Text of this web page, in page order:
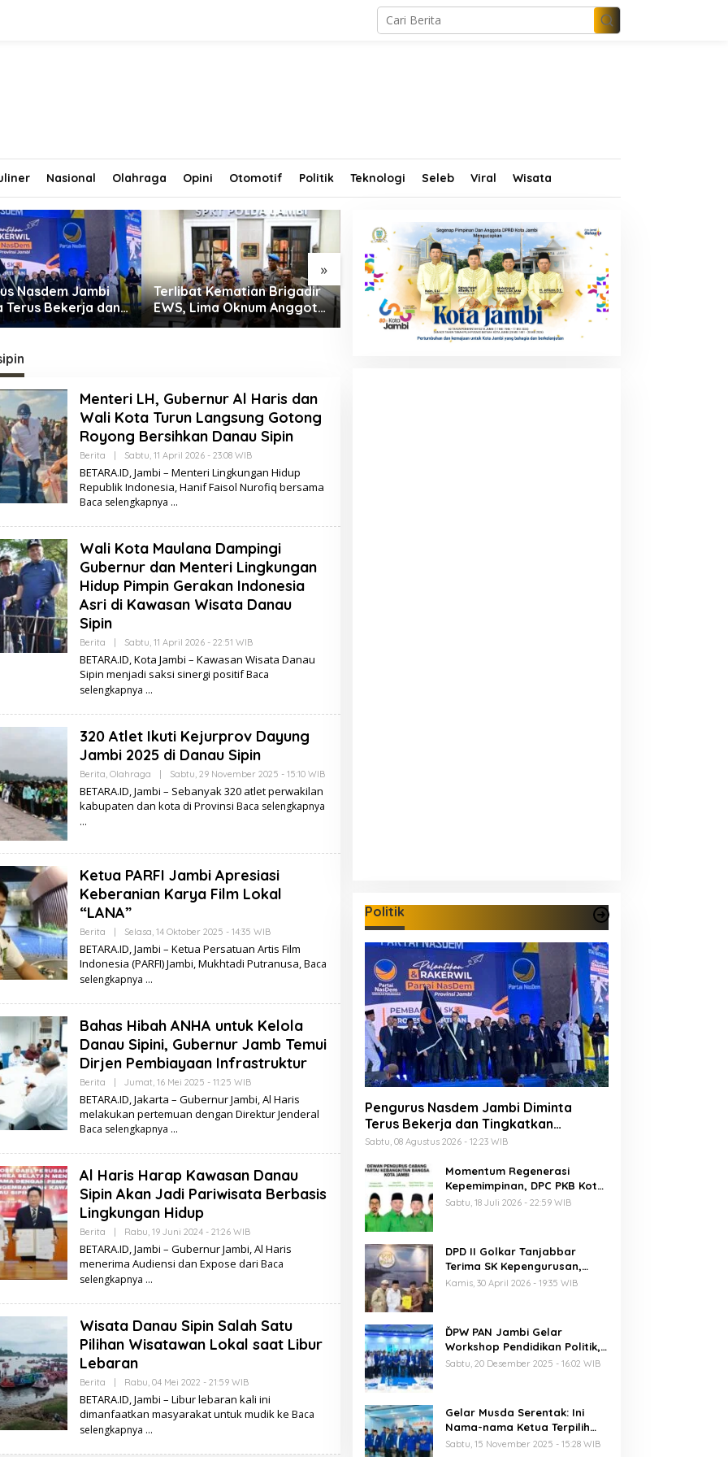
Nasional Olahraga Opini Otomotif Politik Teknologi Seleb Viral Wisata
»
Nasdem Jambi
Terus Bekerja dan
Perolehan
Terlibat Kematian Brigadir
EWS, Lima Oknum Anggota
Polri Dipecat
Tim Propam Mabes Polri
Turun ke Jambi, Dalami
Dugaan Penipuan
Rekrutmen Polri
Wamen Dikdasmen dan
Abdullah Sani Resmikan
Bungo Pintar: Dorong
Digitalisasi Pendidikan
Menteri LH, Gubernur Al Haris dan
Wali Kota Turun Langsung Gotong
Royong Bersihkan Danau Sipin
Berita Sabtu, 11 April 2026 - 23:08 WIBO
E
H
T
R
.
I
D
BETARA.ID, Jambi – Menteri Lingkungan Hidup
Republik Indonesia, Hanif Faisol Nurofiq bersama
Baca selengkapnya
Wali Kota Maulana Dampingi
Gubernur dan Menteri Lingkungan
Hidup Pimpin Gerakan Indonesia
Asri di Kawasan Wisata Danau
Sipin
Berita Sabtu, 11 April 2026 - 22:51 WIBO
L
E
H
A
.
D
BETARA.ID, Kota Jambi – Kawasan Wisata Danau
Sipin menjadi saksi sinergi positifBaca
selengkapnya
320 Atlet Ikuti Kejurprov Dayung
Jambi 2025 di Danau Sipin
Berita, Olahraga Sabtu, 29 November 2025 - 15:10 WIBO
A
BETARA.ID, Jambi – Sebanyak 320 atlet perwakilan
kabupaten dan kota di Provinsi Baca selengkapnya
Ketua PARFI Jambi Apresiasi
Keberanian Karya Film Lokal
“LANA”
Berita Selasa, 14 Oktober 2025 - 14:35 WIBO
L
E
H
R
A
.
D
BETARA.ID, Jambi – Ketua Persatuan Artis Film
Indonesia (PARFI) Jambi, Mukhtadi Putranusa,Baca
selengkapnya
Bahas Hibah ANHA untuk Kelola
Danau Sipini, Gubernur Jamb Temui
Dirjen Pembiayaan Infrastruktur
Berita Jumat, 16 Mei 2025 - 11:25 WIBO
E
H
T
R
.
BETARA.ID, Jakarta – Gubernur Jambi, Al Haris
melakukan pertemuan dengan Direktur Jenderal
Baca selengkapnya
Al Haris Harap Kawasan Danau
Sipin Akan Jadi Pariwisata Berbasis
Lingkungan Hidup
Berita Rabu, 19 Juni 2024 - 21:26 WIBO
E
H
R
A
BETARA.ID, Jambi – Gubernur Jambi, Al Haris
menerima Audiensi dan Expose dari Baca
selengkapnya
Wisata Danau Sipin Salah Satu
Pilihan Wisatawan Lokal saat Libur
Lebaran
Berita Rabu, 04 Mei 2022 - 21:59 WIBO
E
H
BETARA.ID, Jambi – Libur lebaran kali ini
dimanfaatkan masyarakat untuk mudik ke Baca
selengkapnya
Politik
Pengurus Nasdem Jambi Diminta
Terus Bekerja dan Tingkatkan
Perolehan Suara di Pemilu 2029
Sabtu, 08 Agustus 2026 - 12:23 WIB
Momentum Regenerasi
Kepemimpinan, DPC PKB Kota
Jambi Siap Sukseskan Harlah
Sabtu, 18 Juli 2026 - 22:59 WIB
DPD II Golkar Tanjabbar
Terima SK Kepengurusan,
Perdana di Jambi Pasca
Kamis, 30 April 2026 - 19:35 WIB
ĎPW PAN Jambi Gelar
Workshop Pendidikan Politik,
Al Haris Ajak Kader Perkuat
Sabtu, 20 Desember 2025 - 16:02 WIB
Gelar Musda Serentak: Ini
Nama-nama Ketua Terpilih
DPD PAN di Jambi
Sabtu, 15 November 2025 - 15:28 WIB